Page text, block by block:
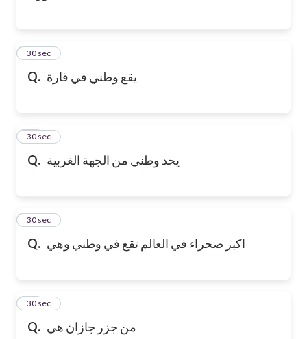
Q. يقع وطني في قارة
13
30 sec
Q. يحد وطني من الجهة الغربية
14
30 sec
Q. اكبر صحراء في العالم تقع في وطني وهي
15
30 sec
Q. من جزر جازان هي
16
30 sec